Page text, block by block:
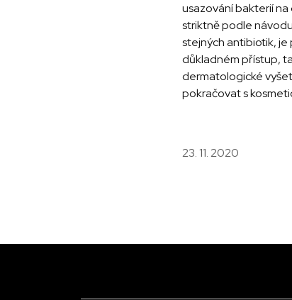
usazování bakterií
striktně podle
stejných antibiotik,
důkladném přístup,
dermatologické
pokračovat s
23. 11. 2020